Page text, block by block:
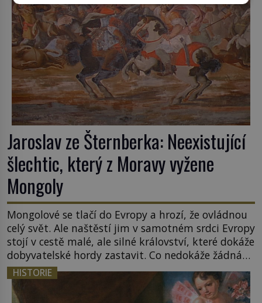
Jaroslav ze Šternberka: Neexistující
šlechtic, který z Moravy vyžene
Mongoly
Mongolové se tlačí do Evropy a hrozí, že ovládnou
celý svět. Ale naštěstí jim v samotném srdci Evropy
stojí v cestě malé, ale silné království, které dokáže
dobyvatelské hordy zastavit. Co nedokáže žádná
z asijských říší, co nedokážou Němci – to dokáže
český král. Nebo že by ne? Mongolové od roku 1223
postupují podél Kaspického a Azovského moře, […]
HISTORIE